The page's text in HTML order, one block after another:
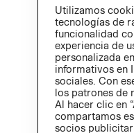
Utilizamos
tecnologías de
funcionalidad
experiencia de
personalizada
informativos en
sociales. Con
los patrones de
Al hacer clic en
compartamos
socios